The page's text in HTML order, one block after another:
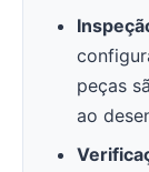
peças
ao